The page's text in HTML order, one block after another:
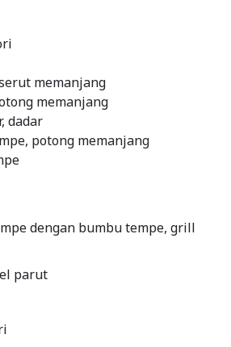
memanjang
memanjang
dadar
potong memanjang
dengan bumbu tempe, grill
parut